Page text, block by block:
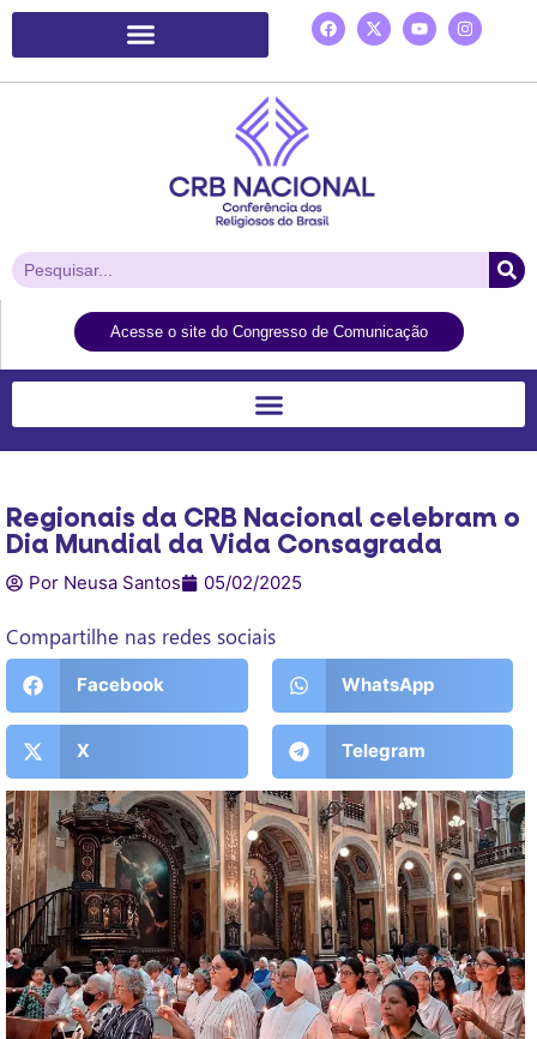
Acesse o site do Congresso de Comunicação
Regionais da CRB Nacional celebram o
Dia Mundial da Vida Consagrada
Por Neusa Santos 05/02/2025
Compartilhe nas redes sociais
Facebook WhatsApp
X Telegram